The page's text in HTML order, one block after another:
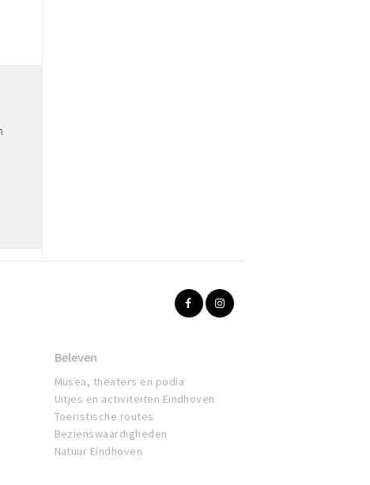
Beleven
Musea, theaters en podia
Uitjes en activiteiten Eindhoven
Toeristische routes
Bezienswaardigheden
Natuur Eindhoven